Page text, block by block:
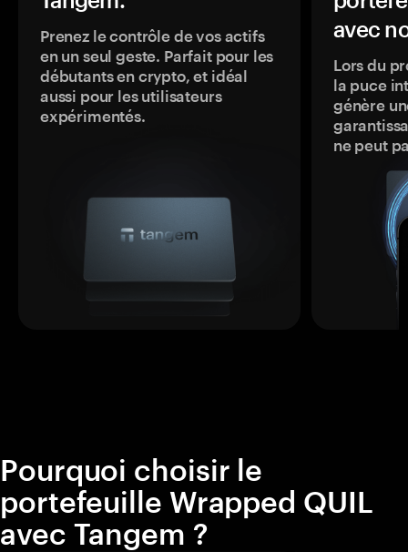
Prenez le contrôle de vos actifs
en un seul geste. Parfait pour les
débutants en crypto, et idéal
aussi pour les utilisateurs
expérimentés.
avec
Lors du
la puce
génère
ne peut
Pourquoi choisir le
portefeuille Wrapped QUIL
avec Tangem ?